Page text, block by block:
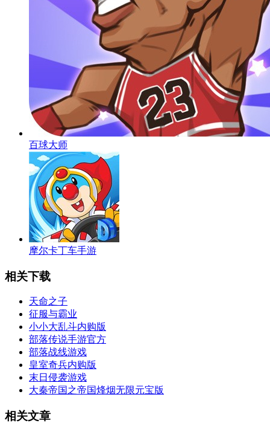
百球大师
摩尔卡丁车手游
相关下载
天命之子
征服与霸业
小小大乱斗内购版
部落传说手游官方
部落战线游戏
皇室奇兵内购版
末日侵袭游戏
大秦帝国之帝国烽烟无限元宝版
相关文章